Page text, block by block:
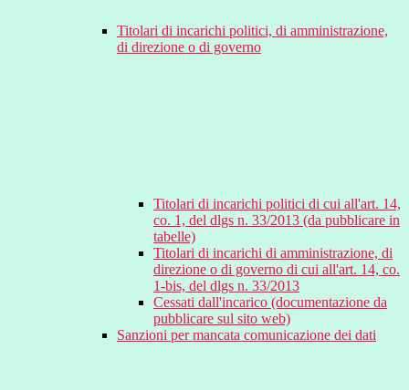
Titolari di incarichi politici, di amministrazione,
di direzione o di governo
Titolari di incarichi politici di cui all'art. 14,
co. 1, del dlgs n. 33/2013 (da pubblicare in
tabelle)
Titolari di incarichi di amministrazione, di
direzione o di governo di cui all'art. 14, co.
1-bis, del dlgs n. 33/2013
Cessati dall'incarico (documentazione da
pubblicare sul sito web)
Sanzioni per mancata comunicazione dei dati